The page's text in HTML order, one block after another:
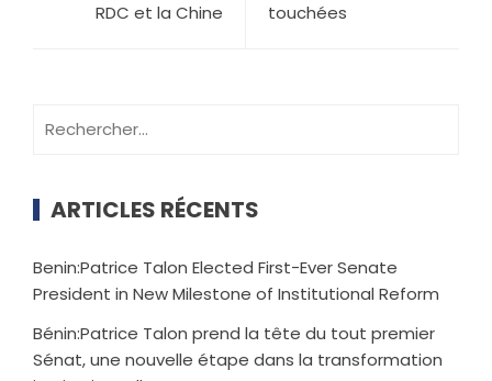
RDC et la Chine
touchées
ARTICLES RÉCENTS
Benin:Patrice Talon Elected First-Ever Senate
President in New Milestone of Institutional Reform
Bénin:Patrice Talon prend la tête du tout premier
Sénat, une nouvelle étape dans la transformation